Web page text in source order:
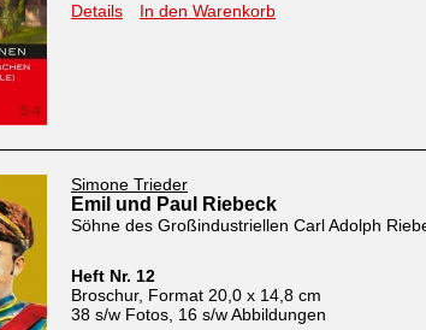
Details
In den Warenkorb
Simone Trieder
Emil und Paul Riebeck
Söhne des Großindustriellen Carl Adolph
Heft Nr. 12
Broschur, Format 20,0 x 14,8 cm
38 s/w Fotos, 16 s/w Abbildungen